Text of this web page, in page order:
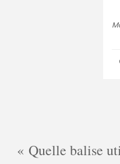
Quelle balise